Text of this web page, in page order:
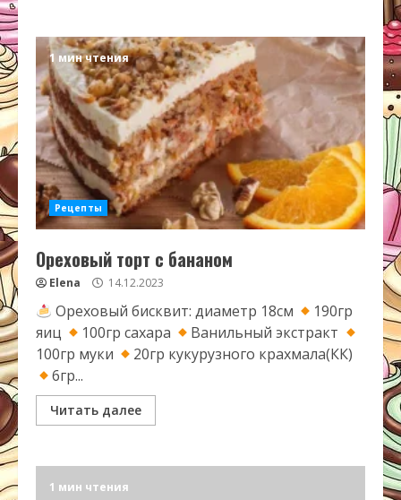
1 мин чтения
Рецепты
Ореховый торт с бананом
Elena 14.12.2023
Ореховый бисквит: диаметр 18см
190гр
яиц
100гр сахара
Ванильный экстракт
100гр муки
20гр кукурузного крахмала(КК)
6гр...
Читать далее
1 мин чтения